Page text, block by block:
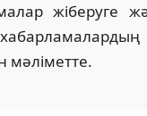
жіберуге
мәліметте.